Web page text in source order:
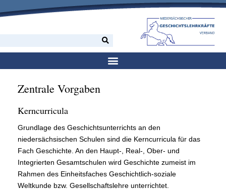
Zentrale Vorgaben
Kerncurricula
Grundlage des Geschichtsunterrichts an den
niedersächsischen Schulen sind die Kerncurricula für das
Fach Geschichte. An den Haupt-, Real-, Ober- und
Integrierten Gesamtschulen wird Geschichte zumeist im
Rahmen des Einheitsfaches Geschichtlich-soziale
Weltkunde bzw. Gesellschaftslehre unterrichtet.